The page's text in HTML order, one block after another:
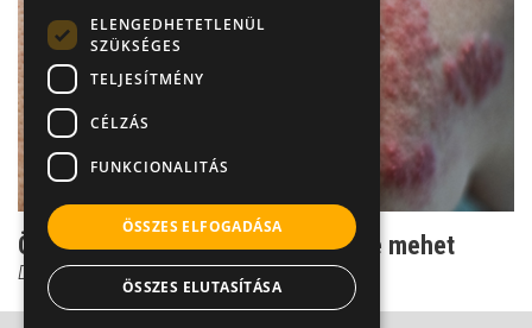
Övsömör: szó szerint az idegeinkre mehet
Dr. Ertsey Csaba
ELENGEDHETETLENÜL
SZÜKSÉGES
TELJESÍTMÉNY
CÉLZÁS
FUNKCIONALITÁS
ÖSSZES ELFOGADÁSA
ÖSSZES ELUTASÍTÁSA